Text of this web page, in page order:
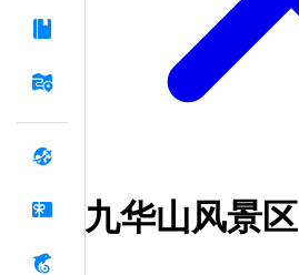
九华山风景区